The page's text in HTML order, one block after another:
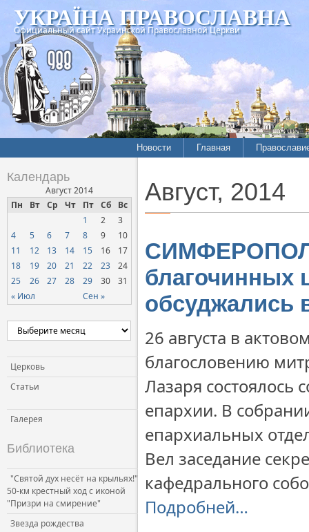
УКРАЇНА ПРАВОСЛАВНА
Официальный сайт Украинской Православной Церкви
Новости Главная
Календарь
Август 2014
Пн
Вт Ср Чт Пт Сб Вс
« Июл Сен »
1 2
3
4
5 6 7 8 9
10
11
12 13 14 15 16
17
18
19 20 21 22 23
24
25
26 27 28 29 30 31
Церковь
Статьи
Галерея
Библиотека
"Святой дух несёт на крыльях!"
50-км крестный ход с иконой
"Призри на смирение"
Звезда рождества
Август, 2014
благочинных
обсуджались
26 августа в
благословению
Лазаря состоялось
епархии. В
епархиальных
Вел заседание
кафедрального
Подробней…